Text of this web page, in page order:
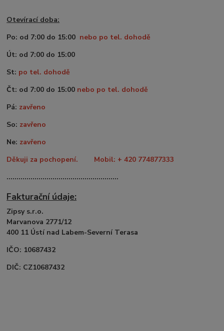
Otevírací doba:
Po: od 7:00 do 15:00 nebo po tel. dohodě
Út: od 7:00 do 15:00
St: po tel. dohodě
Čt: od 7:00 do 15:00 nebo po tel. dohodě
Pá: zavřeno
So: zavřeno
Ne: zavřeno
Děkuji za pochopení. Mobil: + 420 774877333
........................................................
Fakturační údaje:
Zipsy s.r.o.
Marvanova 2771/12
400 11 Ústí nad Labem-Severní Terasa
IČO: 10687432
DIČ: CZ10687432